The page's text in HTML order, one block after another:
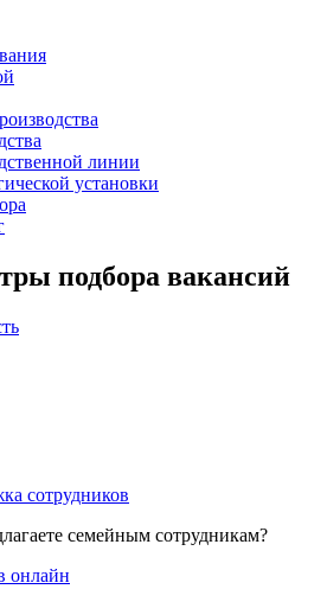
линии
установки
подбора вакансий
сотрудников
семейным сотрудникам?
онлайн